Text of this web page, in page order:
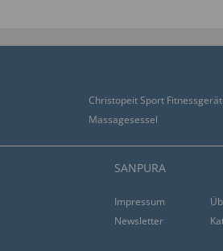
Christopeit Sport
Massagesessel
SANPURA
Impressum
Newsletter